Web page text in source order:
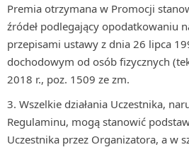
Premia otrzymana w Promocji
źródeł podlegający opodatkowaniu
przepisami ustawy z dnia 26 lipca
dochodowym od osób fizycznych
2018 r., poz. 1509 ze zm.
Wszelkie działania Uczestnika,
Regulaminu, mogą stanowić
Uczestnika przez Organizatora, a w